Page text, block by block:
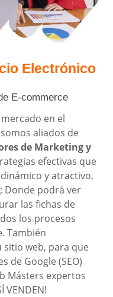
Electrónico
E-commerce
en el
aliados de
de Marketing y
efectivas que
y atractivo,
Donde podrá ver
las fichas de
los procesos
También
web, para que
de Google (SEO)
Másters expertos
VENDEN!